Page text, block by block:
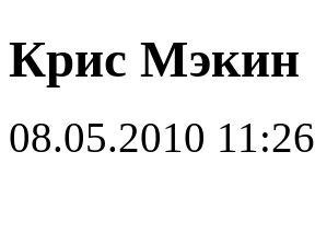
Крис Мэкин
08.05.2010 11:26